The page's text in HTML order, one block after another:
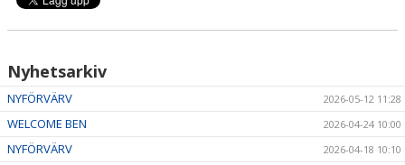
Nyhetsarkiv
NYFÖRVÄRV 2026-05-12 11:28
WELCOME BEN 2026-04-24 10:00
NYFÖRVÄRV 2026-04-18 10:10